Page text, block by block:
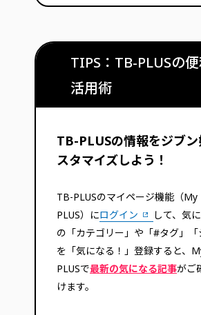
TIPS：TB-PLUSの
活用術
TB-PLUSの情報をジブン
スタマイズしよう！
TB-PLUSのマイページ機能（My
PLUS）にログイン
して、気
の「カテゴリー」や「#タグ」「
を「気になる！」登録すると、
PLUSで最新の気になる記事がご
けます。